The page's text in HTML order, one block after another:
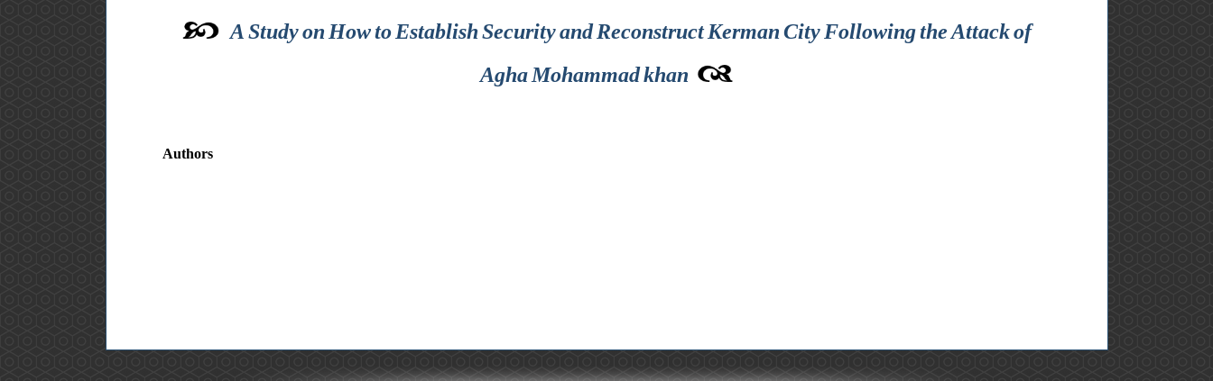
A Study on How to Establish Security and Reconstruct Kerman City Following the Attack of
Agha Mohammad khan
Authors